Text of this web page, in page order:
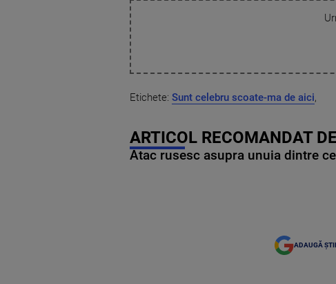
Etichete: Sunt celebru scoate-ma de aici,
ARTICOL RECOMANDAT
Atac rusesc asupra unuia dintre
ADAUGĂ